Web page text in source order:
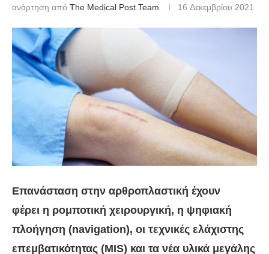
ανάρτηση από The Medical Post Team 16 Δεκεμβρίου 2021
Επανάσταση στην αρθροπλαστική έχουν
φέρει η ρομποτική χειρουργική, η ψηφιακή
πλοήγηση (navigation), oι τεχνικές ελάχιστης
επεμβατικότητας (MIS) και τα νέα υλικά μεγάλης